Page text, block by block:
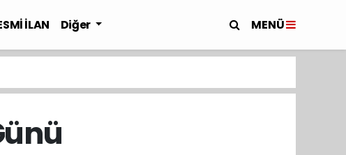
İLAN Diğer MENÜ